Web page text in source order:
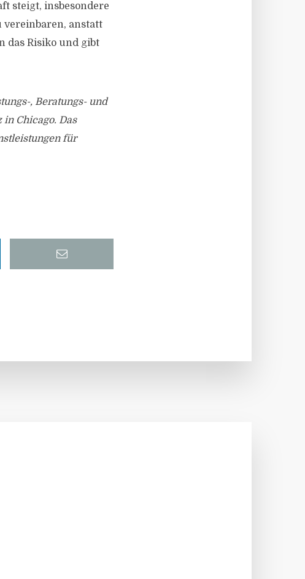
steigt, insbesondere
vereinbaren, anstatt
das Risiko und gibt
, Beratungs- und
Chicago. Das
für